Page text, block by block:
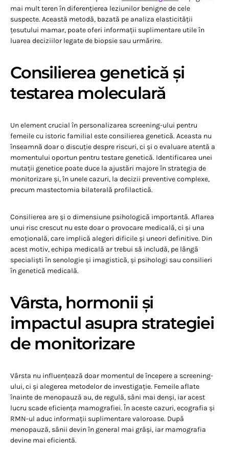
mai mult teren în diferențierea leziunilor benigne de cele
suspecte. Această metodă, bazată pe analiza elasticității
țesutului mamar, poate oferi informații suplimentare utile în
luarea deciziilor legate de biopsie sau urmărire.
Consilierea genetică și
testarea moleculară
Un element crucial în personalizarea screening-ului pentru
femeile cu istoric familial este consilierea genetică. Aceasta nu
înseamnă doar o discuție despre riscuri, ci și o evaluare atentă a
momentului oportun pentru testare genetică. Identificarea unei
mutații genetice poate duce la ajustări majore în strategia de
monitorizare și, în unele cazuri, la decizii preventive complexe,
precum mastectomia bilaterală profilactică.
Consilierea are și o dimensiune psihologică importantă. Aflarea
unui risc crescut nu este doar o provocare medicală, ci și una
emoțională, care implică alegeri dificile și uneori definitive. Din
acest motiv, echipa medicală ar trebui să includă, pe lângă
specialiști în senologie și imagistică, și psihologi sau consilieri
în genetică medicală.
Vârsta, hormonii și
impactul asupra strategiei
de monitorizare
Vârsta nu influențează doar momentul de începere a screening-
ului, ci și alegerea metodelor de investigație. Femeile aflate
înainte de menopauză au, de regulă, sâni mai denși, iar acest
lucru scade eficiența mamografiei. În aceste cazuri, ecografia și
RMN-ul aduc informații suplimentare valoroase. După
menopauză, sânii devin în general mai grăși, iar mamografia
devine mai eficientă.